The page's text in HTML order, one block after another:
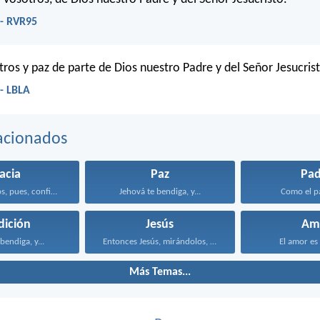
RVR95
y paz de parte de Dios nuestro Padre y del Señor
LBLA
Acerquémonos, pues, confiadamente al...
Paz
Jehová te bendiga, y... Como el
y...
Jesús
Entonces Jesús, mirándolos, dijo... El amor
Más Temas...